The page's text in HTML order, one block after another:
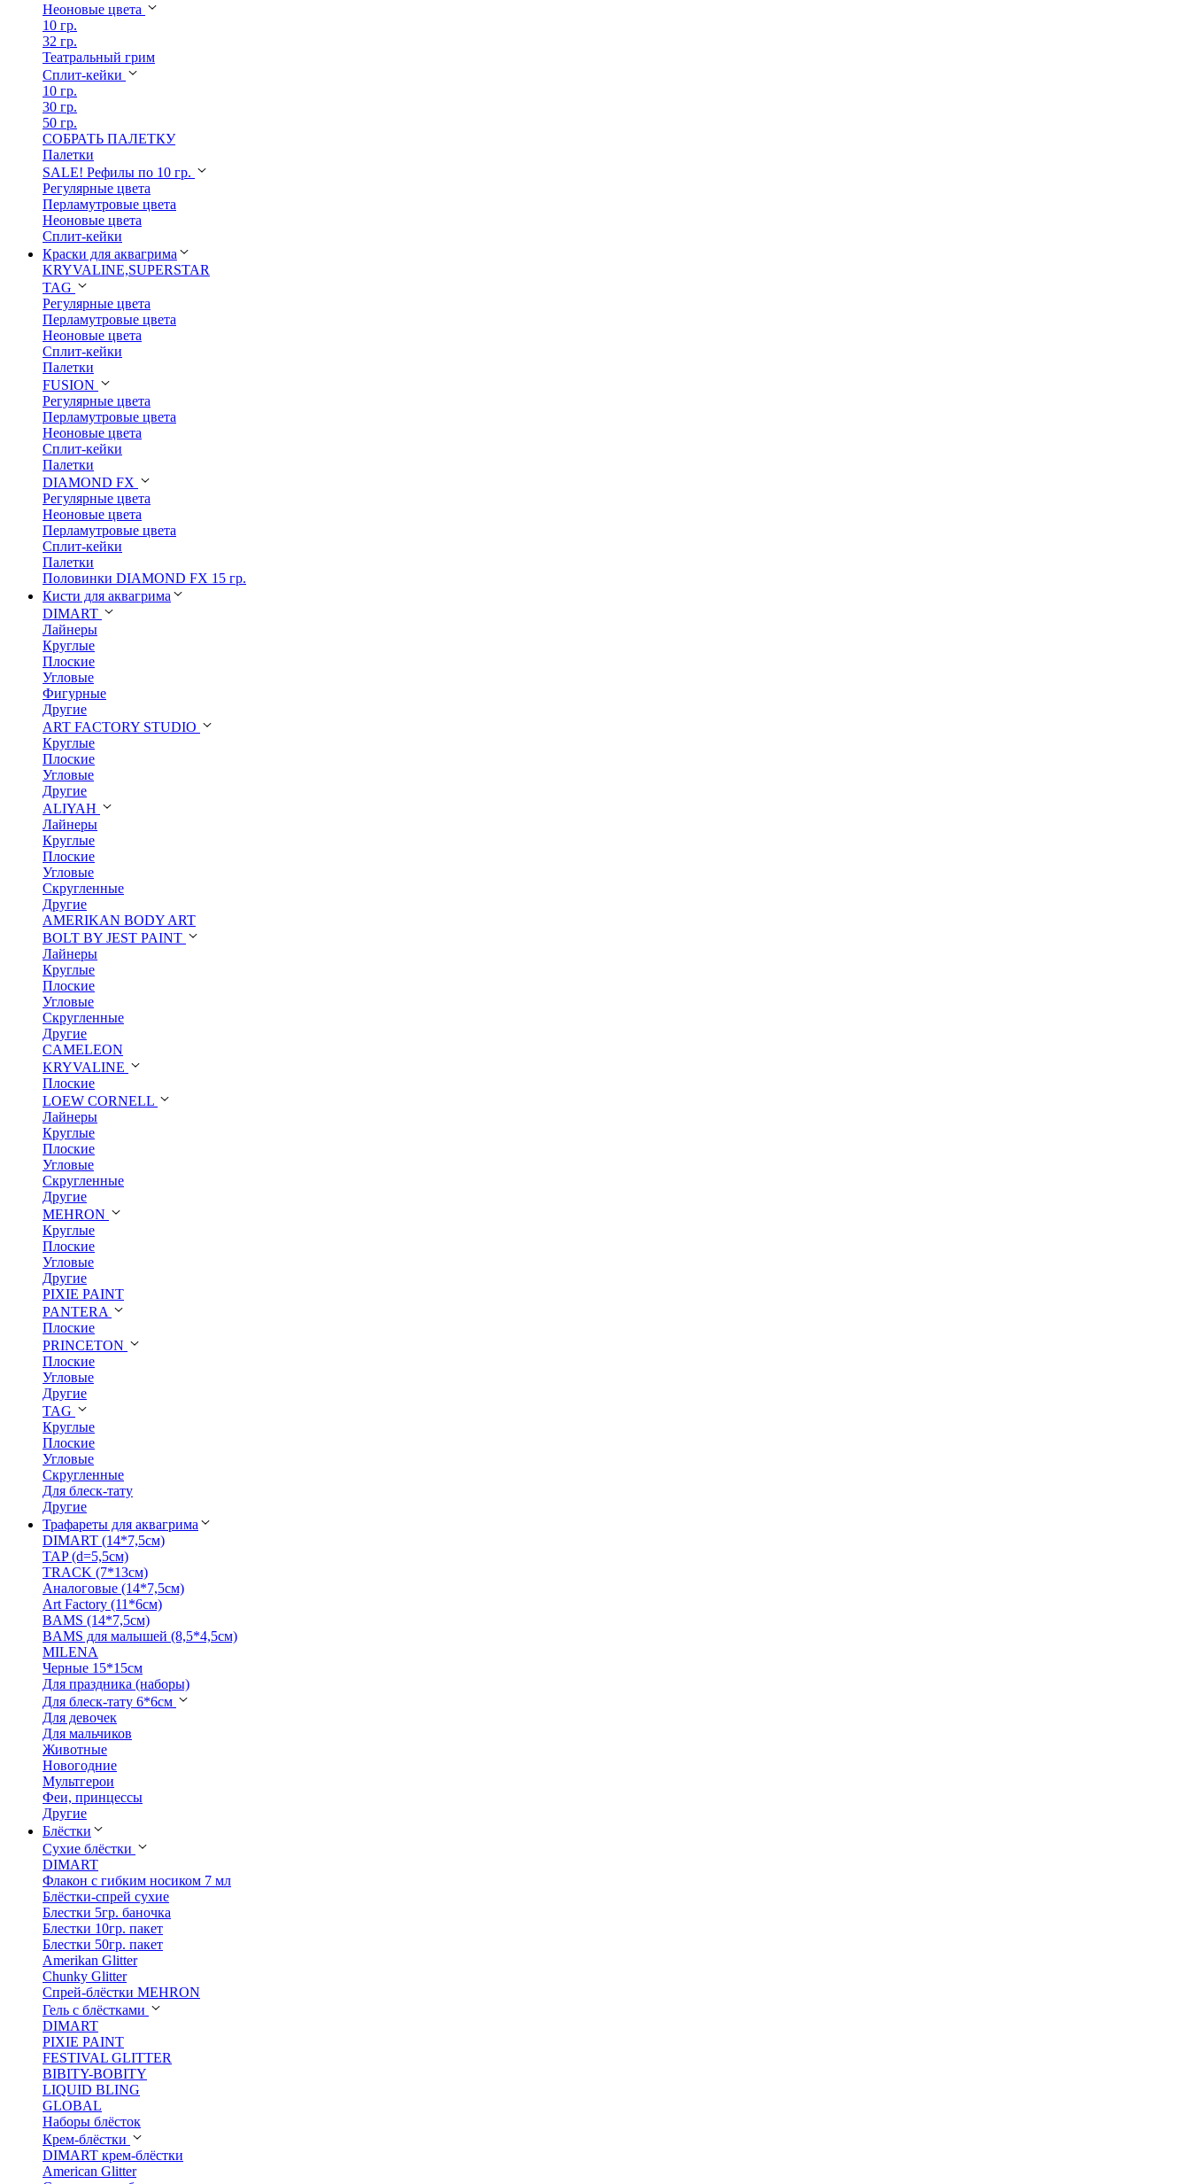
Неоновые цвета
10 гр.
32 гр.
Театральный грим
Сплит-кейки
10 гр.
30 гр.
50 гр.
СОБРАТЬ ПАЛЕТКУ
Палетки
SALE! Рефилы по 10 гр.
Регулярные цвета
Перламутровые цвета
Неоновые цвета
Сплит-кейки
Краски для аквагрима
KRYVALINE,SUPERSTAR
TAG
Регулярные цвета
Перламутровые цвета
Неоновые цвета
Сплит-кейки
Палетки
FUSION
Регулярные цвета
Перламутровые цвета
Неоновые цвета
Сплит-кейки
Палетки
DIAMOND FX
Регулярные цвета
Неоновые цвета
Перламутровые цвета
Сплит-кейки
Палетки
Половинки DIAMOND FX 15 гр.
Кисти для аквагрима
DIMART
Лайнеры
Круглые
Плоские
Угловые
Фигурные
Другие
ART FACTORY STUDIO
Круглые
Плоские
Угловые
Другие
ALIYAH
Лайнеры
Круглые
Плоские
Угловые
Скругленные
Другие
AMERIKAN BODY ART
BOLT BY JEST PAINT
Лайнеры
Круглые
Плоские
Угловые
Скругленные
Другие
CAMELEON
KRYVALINE
Плоские
LOEW CORNELL
Лайнеры
Круглые
Плоские
Угловые
Скругленные
Другие
MEHRON
Круглые
Плоские
Угловые
Другие
PIXIE PAINT
PANTERA
Плоские
PRINCETON
Плоские
Угловые
Другие
TAG
Круглые
Плоские
Угловые
Скругленные
Для блеск-тату
Другие
Трафареты для аквагрима
DIMART (14*7,5см)
TAP (d=5,5см)
TRACK (7*13см)
Аналоговые (14*7,5см)
Art Factory (11*6см)
BAMS (14*7,5см)
BAMS для малышей (8,5*4,5см)
MILENA
Черные 15*15см
Для праздника (наборы)
Для блеск-тату 6*6см
Для девочек
Для мальчиков
Животные
Новогодние
Мультгерои
Феи, принцессы
Другие
Блёстки
Сухие блёстки
DIMART
Флакон с гибким носиком 7 мл
Блёстки-спрей сухие
Блестки 5гр. баночка
Блестки 10гр. пакет
Блестки 50гр. пакет
Amerikan Glitter
Chunky Glitter
Спрей-блёстки MEHRON
Гель с блёстками
DIMART
PIXIE PAINT
FESTIVAL GLITTER
BIBITY-BOBITY
LIQUID BLING
GLOBAL
Наборы блёсток
Крем-блёстки
DIMART крем-блёстки
American Glitter